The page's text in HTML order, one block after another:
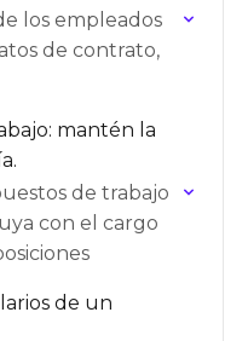
los empleados
de contrato,
mantén la
de trabajo
con el cargo
de un